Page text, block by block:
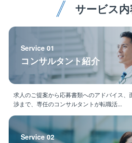
サービス
Service 01
コンサルタント紹介
求人のご提案から応募書類へのアドバイス
渉まで、専任のコンサルタントが転職活...
Service 02